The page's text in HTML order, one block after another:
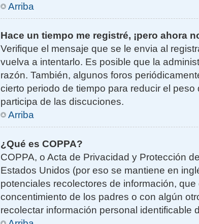
Arriba
Hace un tiempo me registré, ¡pero ahora
Verifique el mensaje que se le envia al
vuelva a intentarlo. Es posible que la
razón. También, algunos foros
cierto periodo de tiempo para reducir el
participa de las discuciones.
Arriba
¿Qué es COPPA?
COPPA, o Acta de Privacidad y Protección
Estados Unidos (por eso se mantiene en
potenciales recolectores de información,
concentimiento de los padres o con algún
recolectar información personal identificable